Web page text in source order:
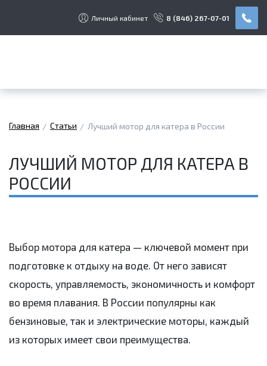
Личный кабинет 8 (846) 267-07-01
Главная Статьи Лучший мотор для катера в России
ЛУЧШИЙ МОТОР ДЛЯ КАТЕРА В
РОССИИ
Выбор мотора для катера — ключевой момент при
подготовке к отдыху на воде. От него зависят
скорость, управляемость, экономичность и комфорт
во время плавания. В России популярны как
бензиновые, так и электрические моторы, каждый
из которых имеет свои преимущества.